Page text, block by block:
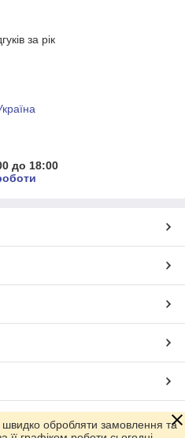
за рік
до 18:00
Prom.ua
обробляти замовлення та